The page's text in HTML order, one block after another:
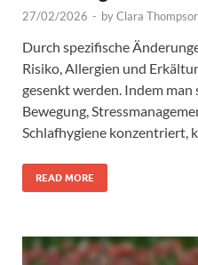
27/02/2026 - byClara
Durch spezifische
Risiko, Allergien und
gesenkt werden. Indem man
Bewegung,
Schlafhygiene konzentriert,
READ MORE